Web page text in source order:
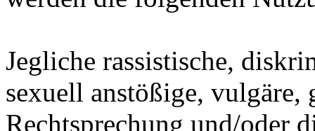
Jegliche rassistische,
sexuell anstößige, vulgäre,
Rechtsprechung und/oder